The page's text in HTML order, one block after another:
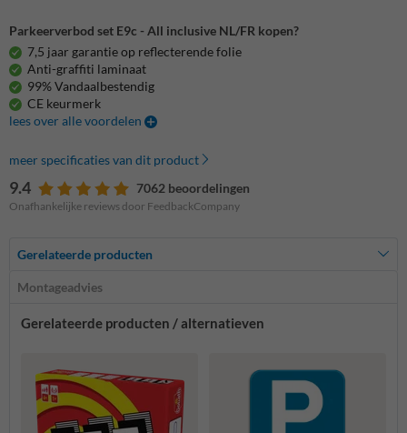
Parkeerverbod set E9c - All inclusive NL/FR kopen?
7,5 jaar garantie op reflecterende folie
Anti-graffiti laminaat
99% Vandaalbestendig
CE keurmerk
lees over alle voordelen
meer specificaties van dit product
9.4 7062 beoordelingen
Onafhankelijke reviews door FeedbackCompany
Gerelateerde producten
Montageadvies
Gerelateerde producten / alternatieven